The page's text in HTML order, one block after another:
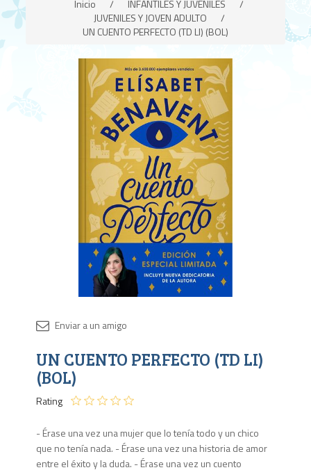
Inicio / INFANTILES Y JUVENILES
/
JUVENILES Y JOVEN ADULTO
/
UN CUENTO PERFECTO (TD LI) (BOL)
UN CUENTO PERFECTO (TD LI)
(BOL)
Rating
- Érase una vez una mujer que lo tenía todo y un chico
que no tenía nada. - Érase una vez una historia de amor
entre el éxito y la duda. - Érase una vez un cuento